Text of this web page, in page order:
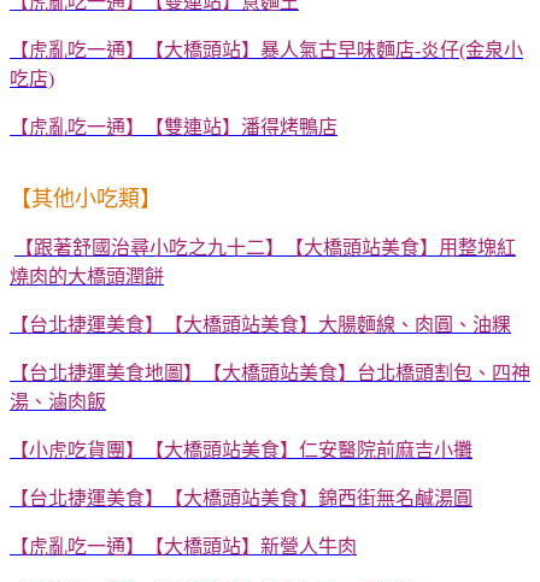
【虎亂吃一通】【大橋頭站】暴人氣古早味麵店-炎仔(金泉小
吃店)
【虎亂吃一通】【雙連站】潘得烤鴨店
【其他小吃類】
【跟著舒國治尋小吃之九十二】【大橋頭站美食】用整塊紅
燒肉的大橋頭潤餅
【台北捷運美食】【大橋頭站美食】大腸麵線、肉圓、油粿
【台北捷運美食地圖】【大橋頭站美食】台北橋頭割包、四神
湯、滷肉飯
【小虎吃貨團】【大橋頭站美食】仁安醫院前麻吉小攤
【台北捷運美食】【大橋頭站美食】錦西街無名鹹湯圓
【虎亂吃一通】【大橋頭站】新營人牛肉